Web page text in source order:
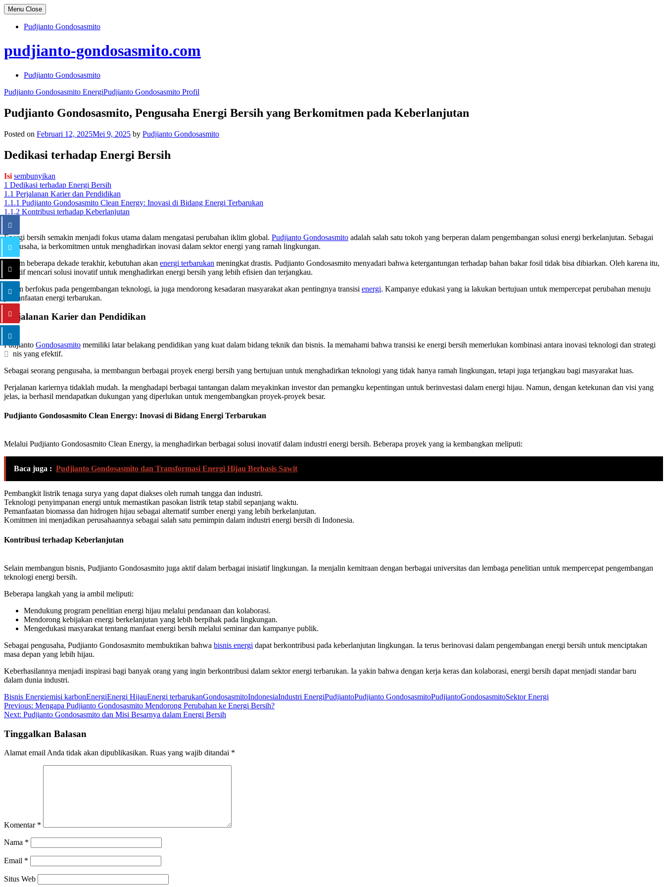
Skip
to
content
Menu Close
Pudjianto Gondosasmito
pudjianto-gondosasmito.com
Pudjianto Gondosasmito
Pudjianto Gondosasmito EnergiPudjianto Gondosasmito Profil
Pudjianto Gondosasmito, Pengusaha Energi Bersih yang Berkomitmen pada Keberlanjutan
Posted on Februari 12, 2025Mei 9, 2025 by Pudjianto Gondosasmito
Dedikasi terhadap Energi Bersih
Isi sembunyikan
1 Dedikasi terhadap Energi Bersih
1.1 Perjalanan Karier dan Pendidikan
1.1.1 Pudjianto Gondosasmito Clean Energy: Inovasi di Bidang Energi Terbarukan
1.1.2 Kontribusi terhadap Keberlanjutan
Energi bersih semakin menjadi fokus utama dalam mengatasi perubahan iklim global. Pudjianto Gondosasmito adalah salah satu tokoh yang berperan dalam pengembangan solusi energi berkelanjutan. Sebagai
pengusaha, ia berkomitmen untuk menghadirkan inovasi dalam sektor energi yang ramah lingkungan.
Dalam beberapa dekade terakhir, kebutuhan akan energi terbarukan meningkat drastis. Pudjianto Gondosasmito menyadari bahwa ketergantungan terhadap bahan bakar fosil tidak bisa dibiarkan. Oleh karena itu,
ia aktif mencari solusi inovatif untuk menghadirkan energi bersih yang lebih efisien dan terjangkau.
Selain berfokus pada pengembangan teknologi, ia juga mendorong kesadaran masyarakat akan pentingnya transisi energi. Kampanye edukasi yang ia lakukan bertujuan untuk mempercepat perubahan menuju
pemanfaatan energi terbarukan.
Perjalanan Karier dan Pendidikan
Pudjianto Gondosasmito memiliki latar belakang pendidikan yang kuat dalam bidang teknik dan bisnis. Ia memahami bahwa transisi ke energi bersih memerlukan kombinasi antara inovasi teknologi dan strategi
bisnis yang efektif.
Sebagai seorang pengusaha, ia membangun berbagai proyek energi bersih yang bertujuan untuk menghadirkan teknologi yang tidak hanya ramah lingkungan, tetapi juga terjangkau bagi masyarakat luas.
Perjalanan kariernya tidaklah mudah. Ia menghadapi berbagai tantangan dalam meyakinkan investor dan pemangku kepentingan untuk berinvestasi dalam energi hijau. Namun, dengan ketekunan dan visi yang
jelas, ia berhasil mendapatkan dukungan yang diperlukan untuk mengembangkan proyek-proyek besar.
Pudjianto Gondosasmito Clean Energy: Inovasi di Bidang Energi Terbarukan
Melalui Pudjianto Gondosasmito Clean Energy, ia menghadirkan berbagai solusi inovatif dalam industri energi bersih. Beberapa proyek yang ia kembangkan meliputi:
Baca juga : Pudjianto Gondosasmito dan Transformasi Energi Hijau Berbasis Sawit
Pembangkit listrik tenaga surya yang dapat diakses oleh rumah tangga dan industri.
Teknologi penyimpanan energi untuk memastikan pasokan listrik tetap stabil sepanjang waktu.
Pemanfaatan biomassa dan hidrogen hijau sebagai alternatif sumber energi yang lebih berkelanjutan.
Komitmen ini menjadikan perusahaannya sebagai salah satu pemimpin dalam industri energi bersih di Indonesia.
Kontribusi terhadap Keberlanjutan
Selain membangun bisnis, Pudjianto Gondosasmito juga aktif dalam berbagai inisiatif lingkungan. Ia menjalin kemitraan dengan berbagai universitas dan lembaga penelitian untuk mempercepat pengembangan
teknologi energi bersih.
Beberapa langkah yang ia ambil meliputi:
Mendukung program penelitian energi hijau melalui pendanaan dan kolaborasi.
Mendorong kebijakan energi berkelanjutan yang lebih berpihak pada lingkungan.
Mengedukasi masyarakat tentang manfaat energi bersih melalui seminar dan kampanye publik.
Sebagai pengusaha, Pudjianto Gondosasmito membuktikan bahwa bisnis energi dapat berkontribusi pada keberlanjutan lingkungan. Ia terus berinovasi dalam pengembangan energi bersih untuk menciptakan
masa depan yang lebih hijau.
Keberhasilannya menjadi inspirasi bagi banyak orang yang ingin berkontribusi dalam sektor energi terbarukan. Ia yakin bahwa dengan kerja keras dan kolaborasi, energi bersih dapat menjadi standar baru
dalam dunia industri.
Bisnis Energiemisi karbonEnergiEnergi HijauEnergi terbarukanGondosasmitoIndonesiaIndustri EnergiPudjiantoPudjianto GondosasmitoPudjiantoGondosasmitoSektor Energi
Navigasi
pos
Previous: Mengapa Pudjianto Gondosasmito Mendorong Perubahan ke Energi Bersih?
Next: Pudjianto Gondosasmito dan Misi Besarnya dalam Energi Bersih
Tinggalkan Balasan
Alamat email Anda tidak akan dipublikasikan. Ruas yang wajib ditandai *
Komentar *
Nama *
Email *
Situs Web